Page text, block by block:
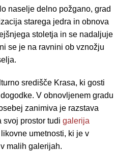
naselje delno požgano, grad
starega jedra in obnova
stoletja in se nadaljuje
se je na ravnini ob vznožju
središče Krasa, ki gosti
V obnovljenem gradu
zanimiva je razstava
svoj prostor tudi galerija
umetnosti, ki je v
malih galerijah.